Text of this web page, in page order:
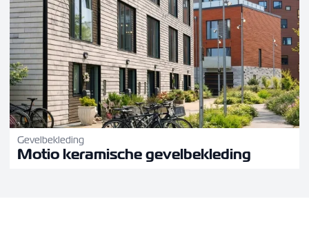
Gevelbekleding
Motio keramische gevelbekleding